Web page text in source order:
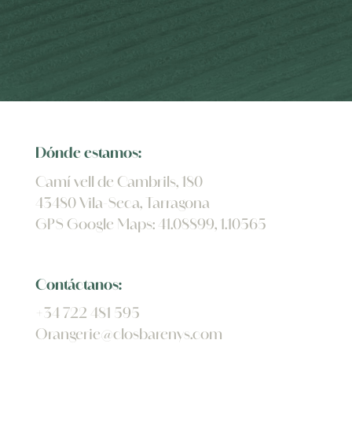
Dónde estamos:
Camí vell de Cambrils, 180
43480 Vila-Seca, Tarragona
GPS Google Maps: 41.08899, 1.10565
Contáctanos:
+34 722 481 595
Orangerie@closbarenys.com